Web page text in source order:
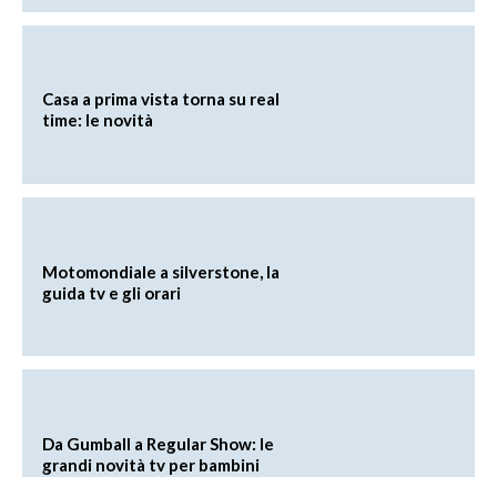
Casa a prima vista torna su real
time: le novità
Motomondiale a silverstone, la
guida tv e gli orari
Da Gumball a Regular Show: le
grandi novità tv per bambini